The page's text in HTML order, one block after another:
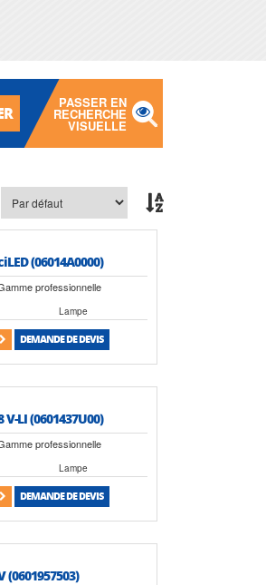
PASSER EN
RECHERCHE
VISUELLE
(06014A0000)
professionnelle
Lampe
DEMANDE DE DEVIS
V-LI (0601437U00)
professionnelle
Lampe
DEMANDE DE DEVIS
(0601957503)